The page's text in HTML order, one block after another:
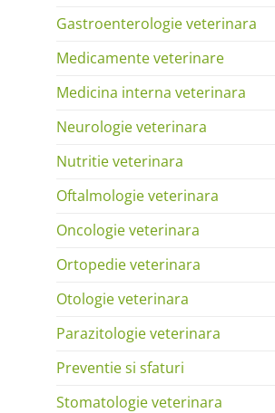
Gastroenterologie veterinara
Medicamente veterinare
Medicina interna veterinara
Neurologie veterinara
Nutritie veterinara
Oftalmologie veterinara
Oncologie veterinara
Ortopedie veterinara
Otologie veterinara
Parazitologie veterinara
Preventie si sfaturi
Stomatologie veterinara